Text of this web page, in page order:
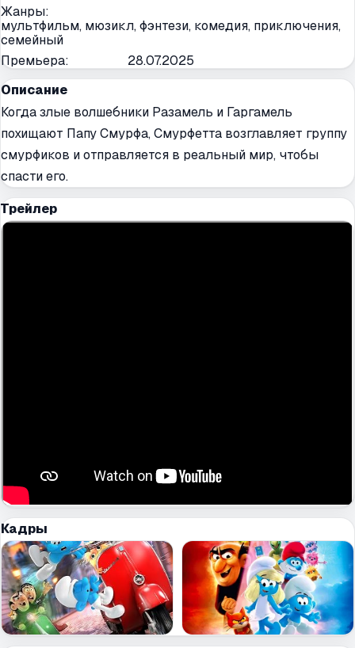
Жанры:
мультфильм, мюзикл, фэнтези, комедия, приключения,
семейный
Премьера:
28.07.2025
Описание
Когда злые волшебники Разамель и Гаргамель
похищают Папу Смурфа, Смурфетта возглавляет группу
смурфиков и отправляется в реальный мир, чтобы
спасти его.
Трейлер
Кадры